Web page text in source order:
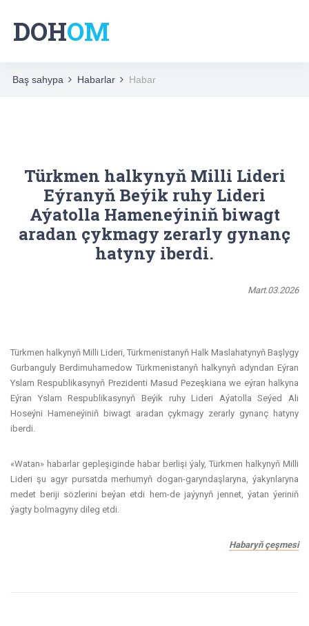
DOHOM
Baş sahypa Habarlar Habar
Türkmen halkynyň Milli Lideri
Eýranyň Beýik ruhy Lideri
Aýatolla Hameneýiniň biwagt
aradan çykmagy zerarly gynanç
hatyny iberdi.
Mart.03.2026
Türkmen halkynyň Milli Lideri, Türkmenistanyň Halk Maslahatynyň Başlygy
Gurbanguly Berdimuhamedow Türkmenistanyň halkynyň adyndan Eýran
Yslam Respublikasynyň Prezidenti Masud Pezeşkiana we eýran halkyna
Eýran Yslam Respublikasynyň Beýik ruhy Lideri Aýatolla Seýed Ali
Hoseýni Hameneýiniň biwagt aradan çykmagy zerarly gynanç hatyny
iberdi.
«Watan» habarlar gepleşiginde habar berlişi ýaly, Türkmen halkynyň Milli
Lideri şu agyr pursatda merhumyň dogan-garyndaşlaryna, ýakynlaryna
medet beriji sözlerini beýan etdi hem-de jaýynyň jennet, ýatan ýeriniň
ýagty bolmagyny dileg etdi.
Habaryň çeşmesi